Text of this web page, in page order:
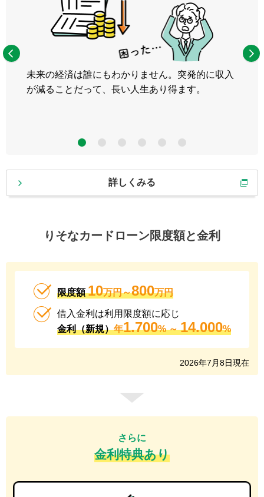
未来の経済は誰にもわかりません。突発的に収入
が減ることだって、長い人生あり得ます。
詳しくみる
りそなカードローン限度額と金利
限度額10万円～800万円
借入金利は利用限度額に応じ
金利（新規）年1.700% ～14.000%
2026年7月8日現在
さらに
金利特典あり